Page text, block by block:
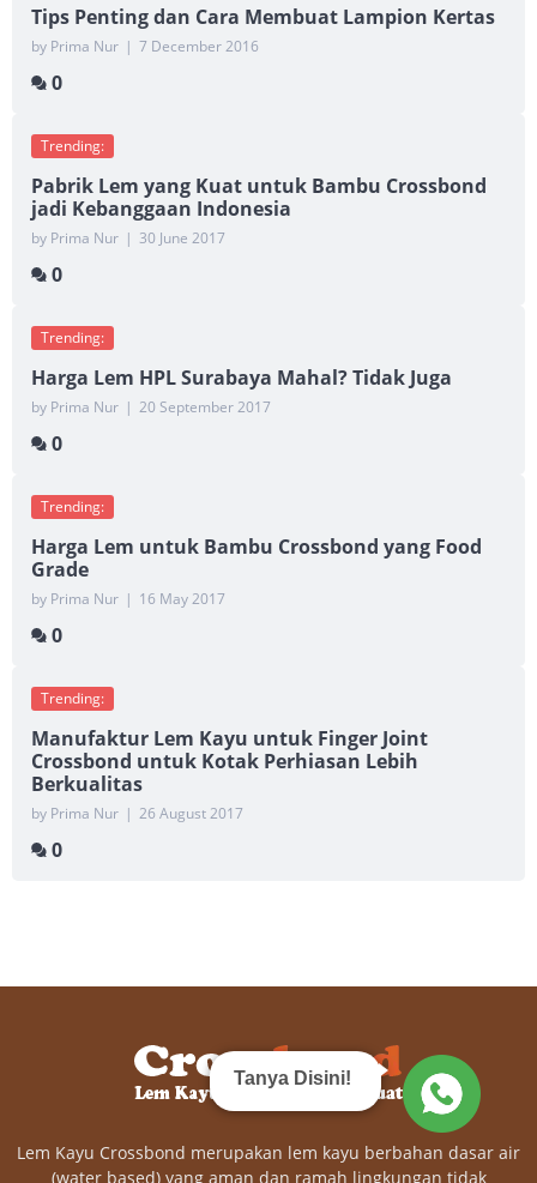
Tips Penting dan Cara Membuat Lampion Kertas
by Prima Nur | 7 December 2016
0
Trending:
Pabrik Lem yang Kuat untuk Bambu Crossbond
jadi Kebanggaan Indonesia
by Prima Nur | 30 June 2017
0
Trending:
Harga Lem HPL Surabaya Mahal? Tidak Juga
by Prima Nur | 20 September 2017
0
Trending:
Harga Lem untuk Bambu Crossbond yang Food
Grade
by Prima Nur | 16 May 2017
0
Trending:
Manufaktur Lem Kayu untuk Finger Joint
Crossbond untuk Kotak Perhiasan Lebih
Berkualitas
by Prima Nur | 26 August 2017
0
Lem Kayu Crossbond merupakan lem kayu berbahan dasar air
(water based) yang aman dan ramah lingkungan tidak
Tanya Disini!